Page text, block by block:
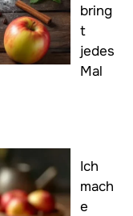
bring
t
jedes
Mal
Ich
mach
e